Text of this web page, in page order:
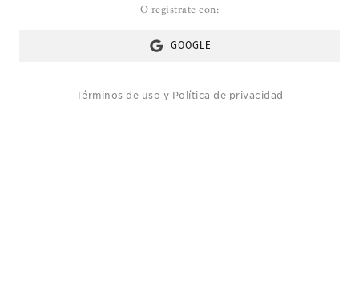
O regístrate con:
GOOGLE
Términos de uso y Política de privacidad